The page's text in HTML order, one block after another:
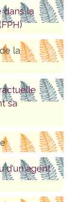
dans la
la
sa
d'un agent